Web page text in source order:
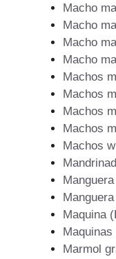
Macho
Macho
Macho
Macho
Machos
Machos
Machos
Machos
Machos
Maquina
Marmol